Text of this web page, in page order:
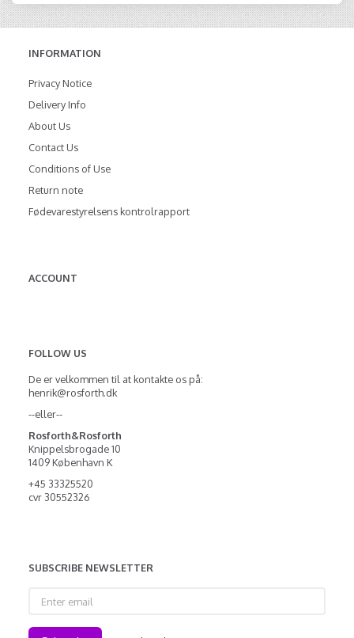
INFORMATION
Privacy Notice
Delivery Info
About Us
Contact Us
Conditions of Use
Return note
Fødevarestyrelsens kontrolrapport
ACCOUNT
FOLLOW US
De er velkommen til at kontakte os på:
henrik@rosforth.dk
--eller--
Rosforth&Rosforth
Knippelsbrogade 10
1409 København K
+45 33325520
cvr 30552326
SUBSCRIBE NEWSLETTER
email